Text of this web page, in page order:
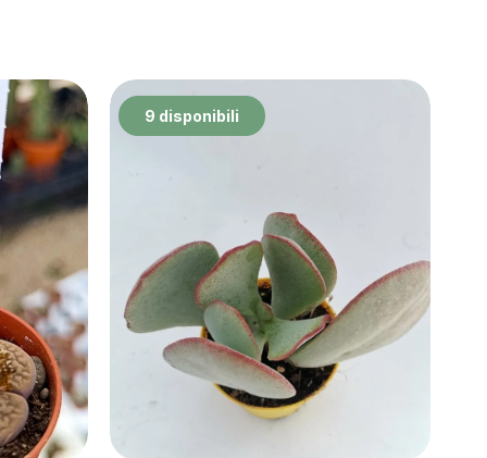
9 disponibili